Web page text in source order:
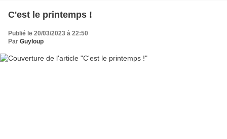
C'est le printemps !
Publié le 20/03/2023 à 22:50
Par Guyloup